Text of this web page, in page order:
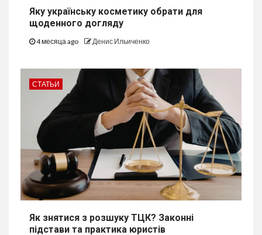
Яку українську косметику обрати для
щоденного догляду
4 месяца ago Денис Ильиченко
СТАТЬИ
Як знятися з розшуку ТЦК? Законні
підстави та практика юристів